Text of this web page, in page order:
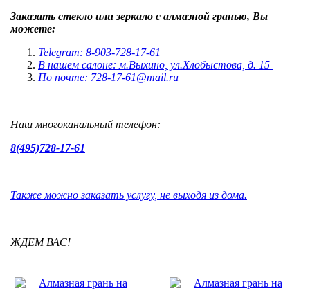
Заказать стекло или зеркало с алмазной гранью, Вы
можете:
Telegram: 8-903-728-17-61
В нашем салоне: м.Выхино, ул.Хлобыстова, д. 15
По почте: 728-17-61@mail.ru
Наш многоканальный телефон:
8(495)728-17-61
Также можно заказать услугу, не выходя из дома.
ЖДЕМ ВАС!